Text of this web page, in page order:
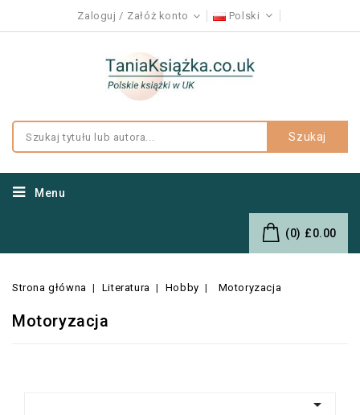
Zaloguj Załóż konto Polski
Szukaj
Menu
(0) £0.00
Strona główna Literatura Hobby Motoryzacja
Motoryzacja
